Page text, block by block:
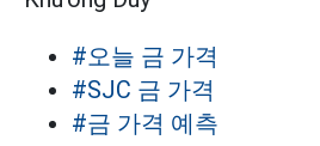
#오늘 금 가격
#SJC 금 가격
#금 가격 예측